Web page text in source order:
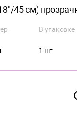
45 см)
В упаковке
1 шт